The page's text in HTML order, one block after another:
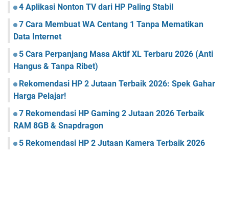
4 Aplikasi Nonton TV dari HP Paling Stabil
7 Cara Membuat WA Centang 1 Tanpa Mematikan
Data Internet
5 Cara Perpanjang Masa Aktif XL Terbaru 2026 (Anti
Hangus & Tanpa Ribet)
Rekomendasi HP 2 Jutaan Terbaik 2026: Spek Gahar
Harga Pelajar!
7 Rekomendasi HP Gaming 2 Jutaan 2026 Terbaik
RAM 8GB & Snapdragon
5 Rekomendasi HP 2 Jutaan Kamera Terbaik 2026